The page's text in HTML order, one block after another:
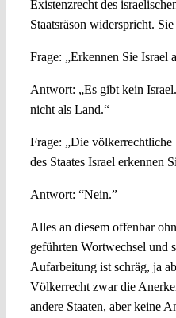
Existenzrecht des
Staatsräson widerspricht. Sie
Frage: „Erkennen Sie Israel
Antwort: „Es gibt kein
nicht als Land.“
Frage: „Die
des Staates Israel erkennen
Antwort: “Nein.”
Alles an diesem offenbar
geführten Wortwechsel und
Aufarbeitung ist schräg, ja
Völkerrecht zwar die
andere Staaten, aber keine